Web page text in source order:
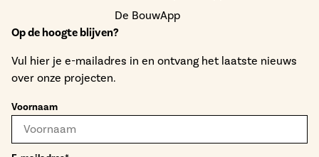
De BouwApp
Op de hoogte blijven?
Vul hier je e-mailadres in en ontvang het laatste nieuws
over onze projecten.
Voornaam